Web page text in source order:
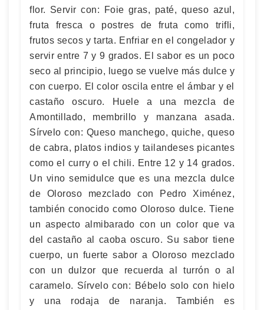
flor. Servir con: Foie gras, paté, queso azul,
fruta fresca o postres de fruta como trifli,
frutos secos y tarta. Enfriar en el congelador y
servir entre 7 y 9 grados. El sabor es un poco
seco al principio, luego se vuelve más dulce y
con cuerpo. El color oscila entre el ámbar y el
castaño oscuro. Huele a una mezcla de
Amontillado, membrillo y manzana asada.
Sírvelo con: Queso manchego, quiche, queso
de cabra, platos indios y tailandeses picantes
como el curry o el chili. Entre 12 y 14 grados.
Un vino semidulce que es una mezcla dulce
de Oloroso mezclado con Pedro Ximénez,
también conocido como Oloroso dulce. Tiene
un aspecto almibarado con un color que va
del castaño al caoba oscuro. Su sabor tiene
cuerpo, un fuerte sabor a Oloroso mezclado
con un dulzor que recuerda al turrón o al
caramelo. Sírvelo con: Bébelo solo con hielo
y una rodaja de naranja. También es